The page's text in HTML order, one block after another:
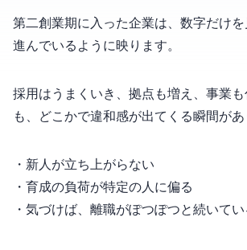
第二創業期に入った企業は、数字だけ
進んでいるように映ります。
採用はうまくいき、拠点も増え、事業
も、どこかで違和感が出てくる瞬間があ
・新人が立ち上がらない…
・育成の負荷が特定の人に偏る…
・気づけば、離職がぽつぽつと続いてい